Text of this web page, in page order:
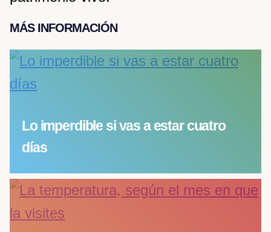
MÁS INFORMACIÓN
Lo imperdible si vas a estar cuatro
días